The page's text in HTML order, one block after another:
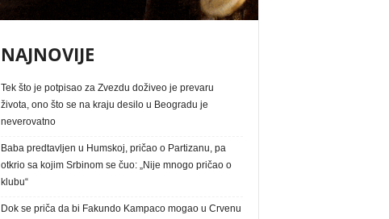
NAJNOVIJE
Tek što je potpisao za Zvezdu doživeo je prevaru
života, ono što se na kraju desilo u Beogradu je
neverovatno
Baba predtavljen u Humskoj, pričao o Partizanu, pa
otkrio sa kojim Srbinom se čuo: „Nije mnogo pričao o
klubu“
Dok se priča da bi Fakundo Kampaco mogao u Crvenu